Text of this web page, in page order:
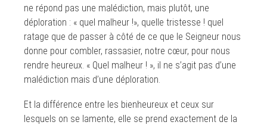
ne répond pas une malédiction, mais plutôt, une
déploration : « quel malheur !», quelle tristesse ! quel
ratage que de passer à côté de ce que le Seigneur nous
donne pour combler, rassasier, notre cœur, pour nous
rendre heureux. « Quel malheur ! », il ne s’agit pas d’une
malédiction mais d’une déploration.
Et la différence entre les bienheureux et ceux sur
lesquels on se lamente, elle se prend exactement de la